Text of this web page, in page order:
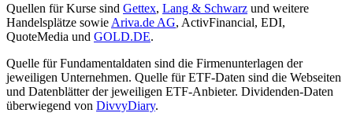
Quellen für Kurse sind Gettex, Lang & Schwarz und weitere
Handelsplätze sowie Ariva.de AG, ActivFinancial, EDI,
QuoteMedia und GOLD.DE.
Quelle für Fundamentaldaten sind die Firmenunterlagen der
jeweiligen Unternehmen. Quelle für ETF-Daten sind die Webseiten
und Datenblätter der jeweiligen ETF-Anbieter. Dividenden-Daten
überwiegend von DivvyDiary.